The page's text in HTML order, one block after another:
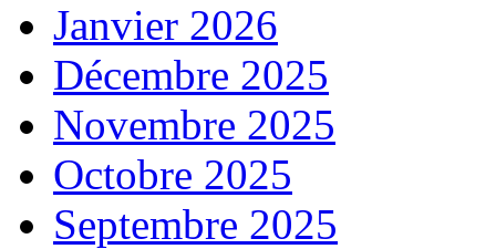
Janvier 2026
Décembre 2025
Novembre 2025
Octobre 2025
Septembre 2025